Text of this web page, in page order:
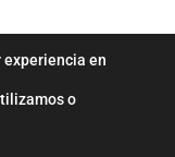
| Creado por
en
o